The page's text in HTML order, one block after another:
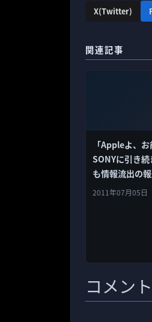
X(Twitter)
関連記事
「Appleよ、
SONYに引き
も情報流出の
2011年07月05日
コメン